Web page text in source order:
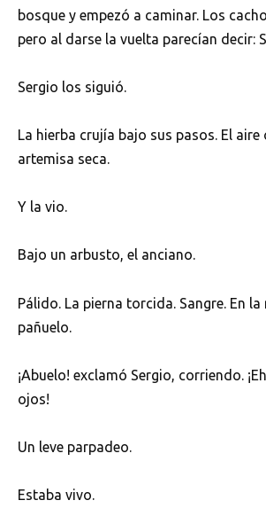
bosque y empezó a caminar. Los
pero al darse la vuelta parecían decir:
Sergio los siguió.
La hierba crujía bajo sus pasos. El
artemisa seca.
Y la vio.
Bajo un arbusto, el anciano.
Pálido. La pierna torcida. Sangre. En
pañuelo.
¡Abuelo! exclamó Sergio, corriendo.
ojos!
Un leve parpadeo.
Estaba vivo.